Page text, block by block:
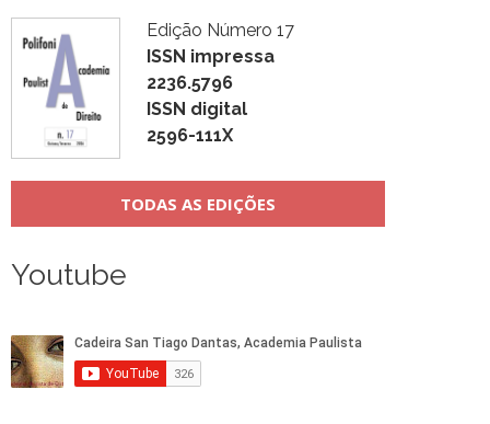
Edição Número 17
ISSN impressa
2236.5796
ISSN digital
2596-111X
TODAS AS EDIÇÕES
Youtube